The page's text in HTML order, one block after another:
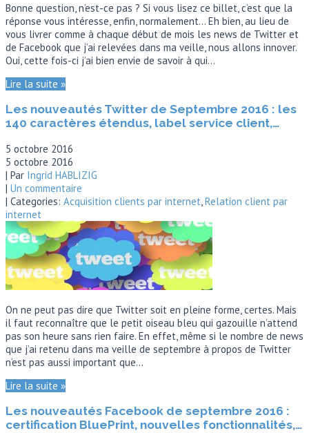
Bonne question, n’est-ce pas ? Si vous lisez ce billet, c’est que la
réponse vous intéresse, enfin, normalement… Eh bien, au lieu de
vous livrer comme à chaque début de mois les news de Twitter et
de Facebook que j’ai relevées dans ma veille, nous allons innover.
Oui, cette fois-ci j’ai bien envie de savoir à qui…
Lire la suite »
Les nouveautés Twitter de Septembre 2016 : les
140 caractères étendus, label service client,…
5 octobre 2016
5 octobre 2016
| Par Ingrid HABLIZIG
| Un commentaire
| Categories: Acquisition clients par internet,Relation client par
internet
On ne peut pas dire que Twitter soit en pleine forme, certes. Mais
il faut reconnaître que le petit oiseau bleu qui gazouille n’attend
pas son heure sans rien faire. En effet, même si le nombre de news
que j’ai retenu dans ma veille de septembre à propos de Twitter
n’est pas aussi important que…
Lire la suite »
Les nouveautés Facebook de septembre 2016 :
certification BluePrint, nouvelles fonctionnalités,…